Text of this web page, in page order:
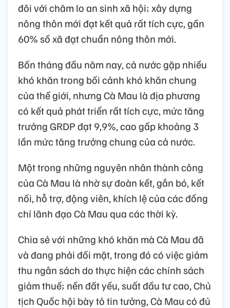
đôi với chăm lo an sinh xã hội; xây dựng
nông thôn mới đạt kết quả rất tích cực, gần
60% số xã đạt chuẩn nông thôn mới.
Bốn tháng đầu năm nay, cả nước gặp nhiều
khó khăn trong bối cảnh khó khăn chung
của thế giới, nhưng Cà Mau là địa phương
có kết quả phát triển rất tích cực, mức tăng
trưởng GRDP đạt 9,9%, cao gấp khoảng 3
lần mức tăng trưởng chung của cả nước.
Một trong những nguyên nhân thành công
của Cà Mau là nhờ sự đoàn kết, gắn bó, kết
nối, hỗ trợ, động viên, khích lệ của các đồng
chí lãnh đạo Cà Mau qua các thời kỳ.
Chia sẻ với những khó khăn mà Cà Mau đã
và đang phải đối mặt, trong đó có việc giảm
thu ngân sách do thực hiện các chính sách
giảm thuế; nền đất yếu, suất đầu tư cao, Chủ
tịch Quốc hội bày tỏ tin tưởng, Cà Mau có đủ